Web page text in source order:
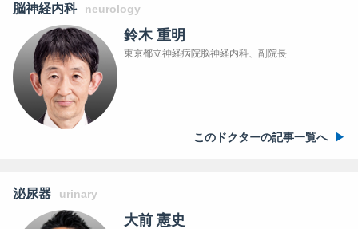
脳神経内科 neurology
鈴木 重明
東京都立神経病院脳神経内科、副院長
このドクターの記事一覧へ
泌尿器 urinary
大前 憲史